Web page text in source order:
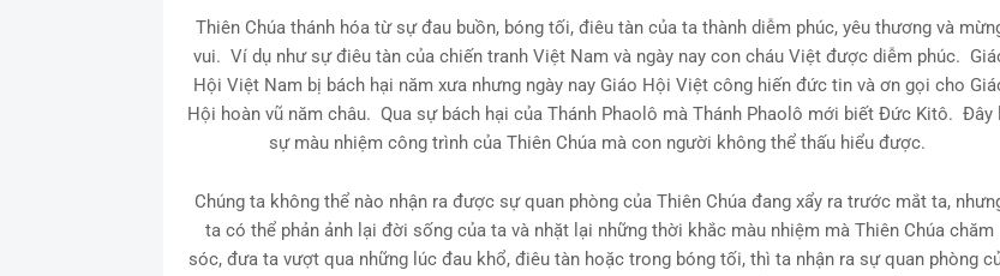
Thiên Chúa thánh hóa từ sự đau buồn, bóng tối, điêu tàn của ta thành diễm phúc, yêu thương và
vui. Ví dụ như sự điêu tàn của chiến tranh Việt Nam và ngày nay con cháu Việt được diễm phúc.
Hội Việt Nam bị bách hại năm xưa nhưng ngày nay Giáo Hội Việt công hiến đức tin và ơn gọi cho
Hội hoàn vũ năm châu. Qua sự bách hại của Thánh Phaolô mà Thánh Phaolô mới biết Đức Kitô. Đây
sự màu nhiệm công trình của Thiên Chúa mà con người không thể thấu hiểu được.
Chúng ta không thể nào nhận ra được sự quan phòng của Thiên Chúa đang xẩy ra trước mắt ta,
ta có thể phản ảnh lại đời sống của ta và nhặt lại những thời khắc màu nhiệm mà Thiên Chúa chăm
sóc, đưa ta vượt qua những lúc đau khổ, điêu tàn hoặc trong bóng tối, thì ta nhận ra sự quan phòng